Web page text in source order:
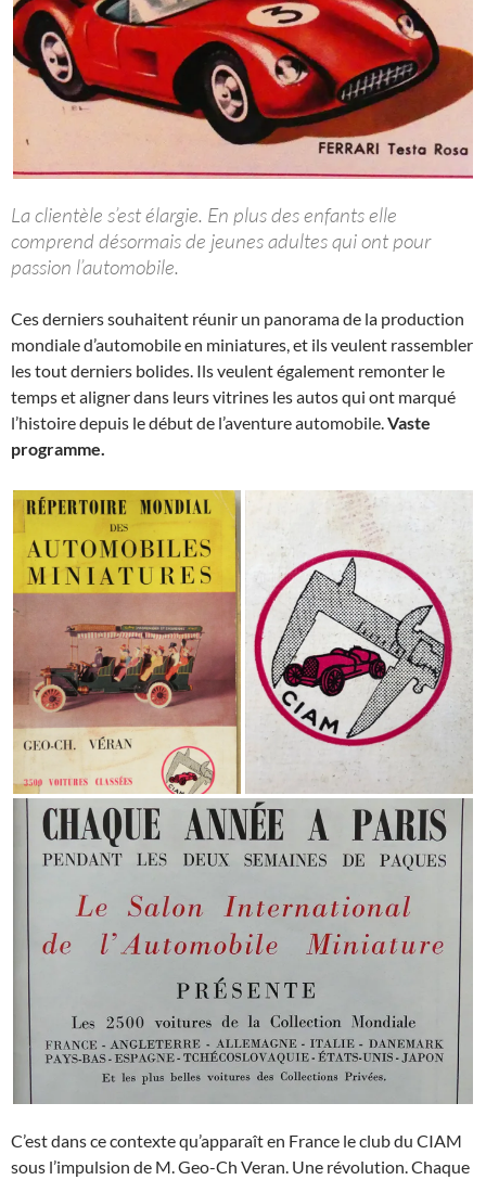
La clientèle s’est élargie. En plus des enfants elle
comprend désormais de jeunes adultes qui ont pour
passion l’automobile.
Ces derniers souhaitent réunir un panorama de la production
mondiale d’automobile en miniatures, et ils veulent rassembler
les tout derniers bolides. Ils veulent également remonter le
temps et aligner dans leurs vitrines les autos qui ont marqué
l’histoire depuis le début de l’aventure automobile. Vaste
programme.
C’est dans ce contexte qu’apparaît en France le club du CIAM
sous l’impulsion de M. Geo-Ch Veran. Une révolution. Chaque